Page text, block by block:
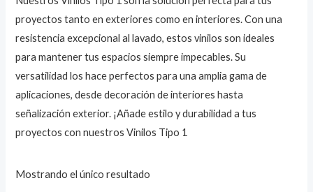
proyectos tanto en exteriores como en interiores. Con una
resistencia excepcional al lavado, estos vinilos son ideales
para mantener tus espacios siempre impecables. Su
versatilidad los hace perfectos para una amplia gama de
aplicaciones, desde decoración de interiores hasta
señalización exterior. ¡Añade estilo y durabilidad a tus
proyectos con nuestros Vinilos Tipo 1
Mostrando el único resultado